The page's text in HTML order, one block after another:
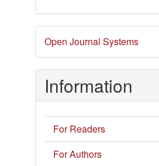
Developed
By
Open Journal Systems
Information
For Readers
For Authors